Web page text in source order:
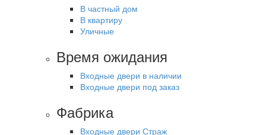
В частный дом
В квартиру
Уличные
Время ожидания
Входные двери в наличии
Входные двери под заказ
Фабрика
Входные двери Страж